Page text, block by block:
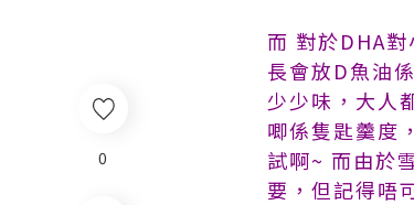
0
而 對於DHA
長會放D魚油
少少味，大人
唧係隻匙羹度
試啊~ 而由於
要，但記得唔